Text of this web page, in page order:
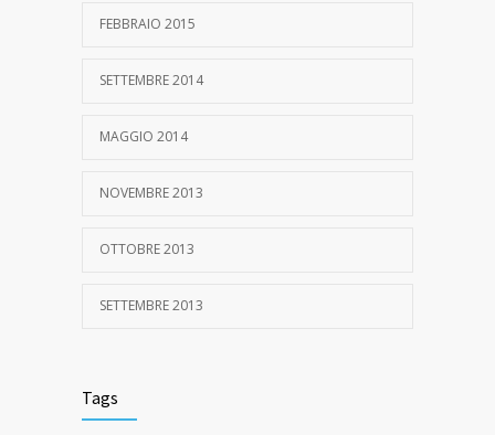
FEBBRAIO 2015
SETTEMBRE 2014
MAGGIO 2014
NOVEMBRE 2013
OTTOBRE 2013
SETTEMBRE 2013
Tags